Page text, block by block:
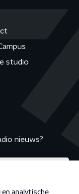
studio
nieuws?